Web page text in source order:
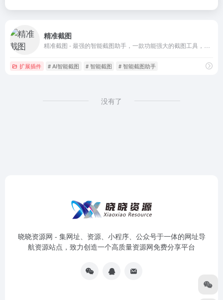
精准截图
扩展插件 # AI智能截图 # 智能截图 # 智能截图助手
没有了
晓晓资源网 - 集网址、资源、小程序、公众号于一体的网址导
航资源站点，致力创造一个高质量资源网免费分享平台